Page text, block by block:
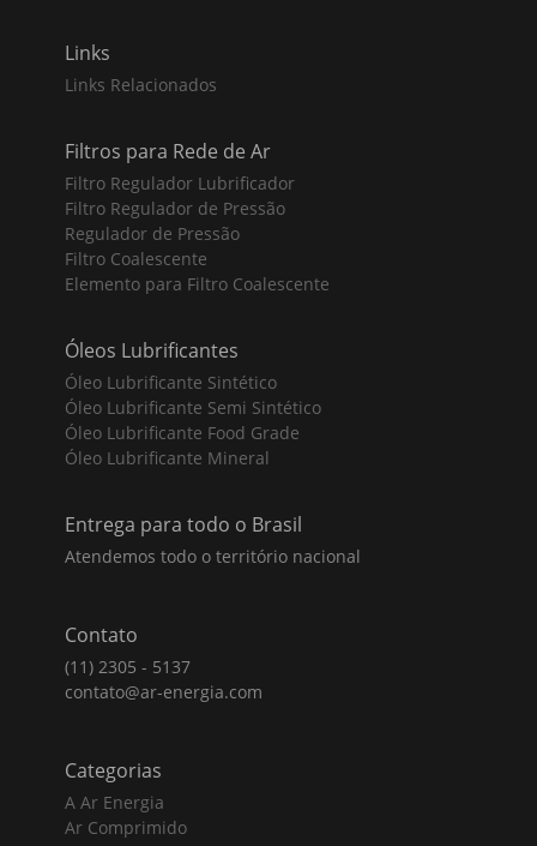
Links
Links Relacionados
Filtros para Rede de Ar
Filtro Regulador Lubrificador
Filtro Regulador de Pressão
Regulador de Pressão
Filtro Coalescente
Elemento para Filtro Coalescente
Óleos Lubrificantes
Óleo Lubrificante Sintético
Óleo Lubrificante Semi Sintético
Óleo Lubrificante Food Grade
Óleo Lubrificante Mineral
Entrega para todo o Brasil
Atendemos todo o território nacional
Contato
(11) 2305 - 5137
contato@ar-energia.com
Categorias
A Ar Energia
Ar Comprimido